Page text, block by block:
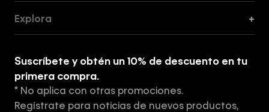
Tiendas
Aviso de privacidad
Explora +
Suscríbete y obtén un 10% de descuento en tu
primera compra.
* No aplica con otras promociones.
Regístrate para noticias de nuevos productos,